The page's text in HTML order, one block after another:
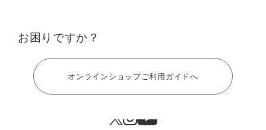
お困りですか？
オンラインショップご利用ガイドへ